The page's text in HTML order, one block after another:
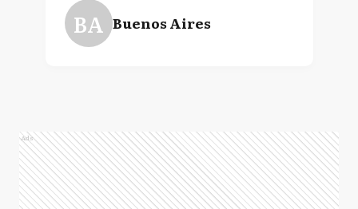
BA Buenos Aires
Ads